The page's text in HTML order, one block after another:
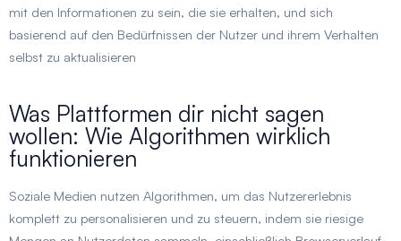
mit den Informationen zu sein, die sie erhalten, und sich
basierend auf den Bedürfnissen der Nutzer und ihrem Verhalten
selbst zu aktualisieren
Was Plattformen dir nicht sagen
wollen: Wie Algorithmen wirklich
funktionieren
Soziale Medien nutzen Algorithmen, um das Nutzererlebnis
komplett zu personalisieren und zu steuern, indem sie riesige